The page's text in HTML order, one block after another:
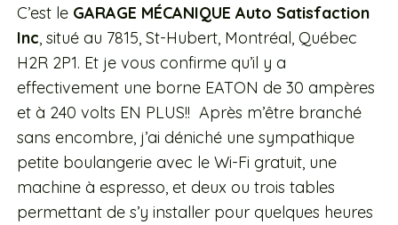
C’est le GARAGE MÉCANIQUE Auto Satisfaction
Inc, situé au 7815, St-Hubert, Montréal, Québec
H2R 2P1. Et je vous confirme qu’il y a
effectivement une borne EATON de 30 ampères
et à 240 volts EN PLUS!! Après m’être branché
sans encombre, j’ai déniché une sympathique
petite boulangerie avec le Wi-Fi gratuit, une
machine à espresso, et deux ou trois tables
permettant de s’y installer pour quelques heures